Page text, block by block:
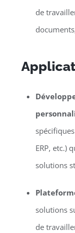
de
ERP, etc.)
solutions
solutions
de